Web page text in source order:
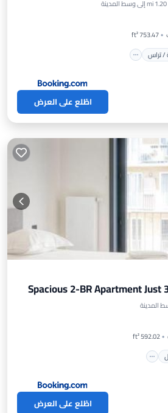
1.20 mi إلى وسط المدينة
753.47 ft²
تراس
شرفة / تراس
اطّلع على العرض
Spacious 2-BR Apartment Just
592.02 ft²
للأطفال
الخاصة
اطّلع على العرض